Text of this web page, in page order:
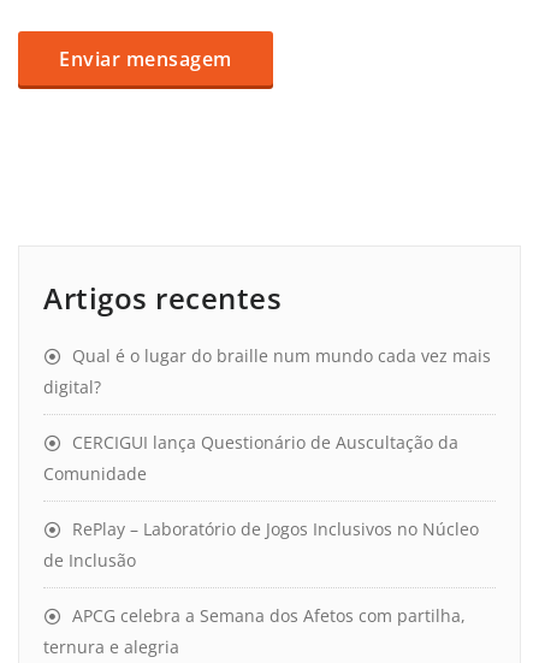
Artigos recentes
Qual é o lugar do braille num mundo cada vez mais
digital?
CERCIGUI lança Questionário de Auscultação da
Comunidade
RePlay – Laboratório de Jogos Inclusivos no Núcleo
de Inclusão
APCG celebra a Semana dos Afetos com partilha,
ternura e alegria